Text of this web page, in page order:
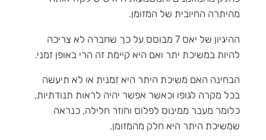
מהיתרה החיובית של המזומן.
ההיגיון של יאס 7 מבוסס על כך שחברה לא צריכה
להיות במשיכת יתר ואם היא קיימת זה הרי באופן זמני.
הבחינה האם משיכת היתר היא זמנית או לא תיעשה
בכל מקרה לגופו וכאשר אפשר יהיה לראות תנודתיות,
כלומר מעבר ממינוס לפלוס וחוזר חלילה, כנראה
שמשיכת היתר היא חלק מהמזומן.